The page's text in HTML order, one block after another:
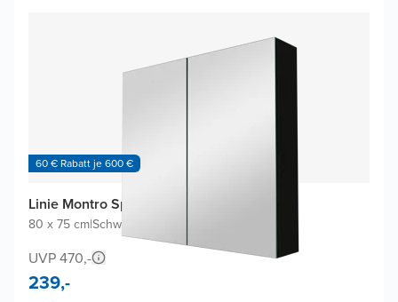
60 € Rabatt je 600 €
Linie Montro Spiegelschrank
80 x 75 cm|Schwarz Matt
UVP 470,-
239,-